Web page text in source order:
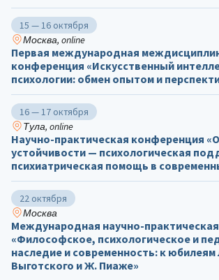
15 — 16 октября
Москва, online
Первая международная
конференция «Искусственный
психологии: обмен опытом и
16 — 17 октября
Тула, online
Научно-практическая конференция
устойчивости — психологическая
психиатрическая помощь в
22 октября
Москва
Международная научно-
«Философское, психологическое и
наследие и современность: к юбилеям
Выготского и Ж. Пиаже»